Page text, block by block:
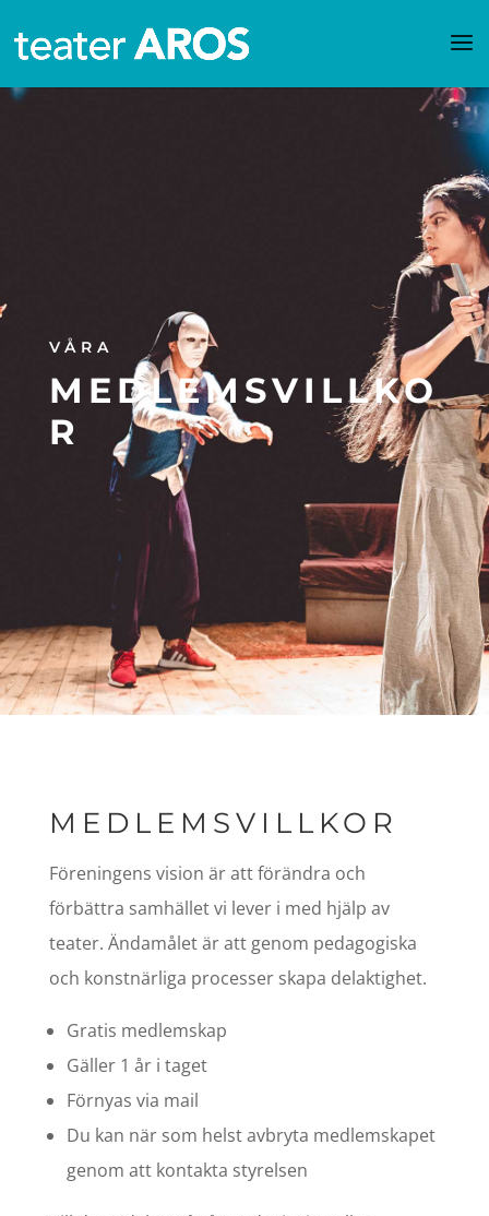
VÅRA
MEDLEMSVILLKO
R
MEDLEMSVILLKOR
Föreningens vision är att förändra och
förbättra samhället vi lever i med hjälp av
teater. Ändamålet är att genom pedagogiska
och konstnärliga processer skapa delaktighet.
Gratis medlemskap
Gäller 1 år i taget
Förnyas via mail
Du kan när som helst avbryta medlemskapet
genom att kontakta styrelsen